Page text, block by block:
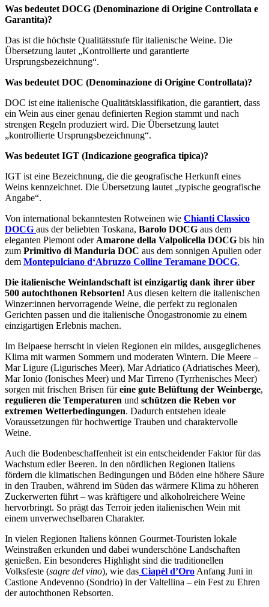
Was bedeutet DOCG (Denominazione di Origine Controllata e
Garantita)?
Das ist die höchste Qualitätsstufe für italienische Weine. Die
Übersetzung lautet „Kontrollierte und garantierte
Ursprungsbezeichnung“.
Was bedeutet DOC (Denominazione di Origine Controllata)?
DOC ist eine italienische Qualitätsklassifikation, die garantiert, dass
ein Wein aus einer genau definierten Region stammt und nach
strengen Regeln produziert wird. Die Übersetzung lautet
„kontrollierte Ursprungsbezeichnung“.
Was bedeutet IGT (Indicazione geografica tipica)?
IGT ist eine Bezeichnung, die die geografische Herkunft eines
Weins kennzeichnet. Die Übersetzung lautet „typische geografische
Angabe“.
Von international bekanntesten Rotweinen wie Chianti Classico
DOCG aus der beliebten Toskana, Barolo DOCG aus dem
eleganten Piemont oder Amarone della Valpolicella DOCG bis hin
zum Primitivo di Manduria DOC aus dem sonnigen Apulien oder
dem Montepulciano d‘Abruzzo Colline Teramane DOCG.
Die italienische Weinlandschaft ist einzigartig dank ihrer über
500 autochthonen Rebsorten! Aus diesen keltern die italienischen
Winzer:innen hervorragende Weine, die perfekt zu regionalen
Gerichten passen und die italienische Önogastronomie zu einem
einzigartigen Erlebnis machen.
Im Belpaese herrscht in vielen Regionen ein mildes, ausgeglichenes
Klima mit warmen Sommern und moderaten Wintern. Die Meere –
Mar Ligure (Ligurisches Meer), Mar Adriatico (Adriatisches Meer),
Mar Ionio (Ionisches Meer) und Mar Tirreno (Tyrrhenisches Meer)
sorgen mit frischen Brisen füreine gute Belüftung der Weinberge,
regulieren die Temperaturen und schützen die Reben vor
extremen Wetterbedingungen. Dadurch entstehen ideale
Voraussetzungen für hochwertige Trauben und charaktervolle
Weine.
Auch die Bodenbeschaffenheit ist ein entscheidender Faktor für das
Wachstum edler Beeren. In den nördlichen Regionen Italiens
fördern die klimatischen Bedingungen und Böden eine höhere Säure
in den Trauben, während im Süden das wärmere Klima zu höheren
Zuckerwerten führt – was kräftigere und alkoholreichere Weine
hervorbringt. So prägt das Terroir jeden italienischen Wein mit
einem unverwechselbaren Charakter.
In vielen Regionen Italiens können Gourmet-Touristen lokale
Weinstraßen erkunden und dabei wunderschöne Landschaften
genießen. Ein besonderes Highlight sind die traditionellen
Volksfeste (sagre del vino), wie das Ciapèl d’Oro Anfang Juni in
Castione Andevenno (Sondrio) in der Valtellina – ein Fest zu Ehren
der autochthonen Rebsorten.